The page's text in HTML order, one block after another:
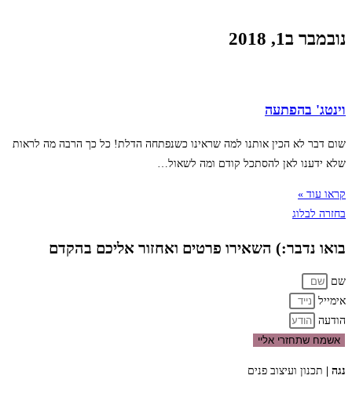
נובמבר ב1, 2018
וינטג' בהפתעה
שום דבר לא הכין אותנו למה שראינו כשנפתחה הדלת! כל כך הרבה מה לראות
שלא ידענו לאן להסתכל קודם ומה לשאול…
קראו עוד »
בחזרה לבלוג
בואו נדבר:) השאירו פרטים ואחזור אליכם בהקדם
שם
אימייל
הודעה
אשמח שתחזרי אליי
נגה | תכנון ועיצוב פנים